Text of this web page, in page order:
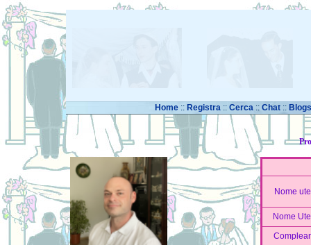
Home :: Registra:: Cerca :: Chat :: Blogs
Nome
Nome